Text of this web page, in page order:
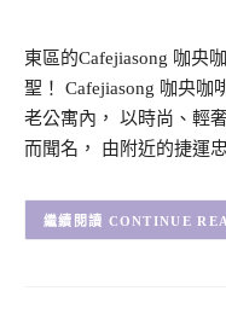
東區的Cafejiasong 咖央
聖！ Cafejiasong 咖央咖
老公寓內， 以時尚、輕
而聞名， 由附近的捷運
CONTINUE